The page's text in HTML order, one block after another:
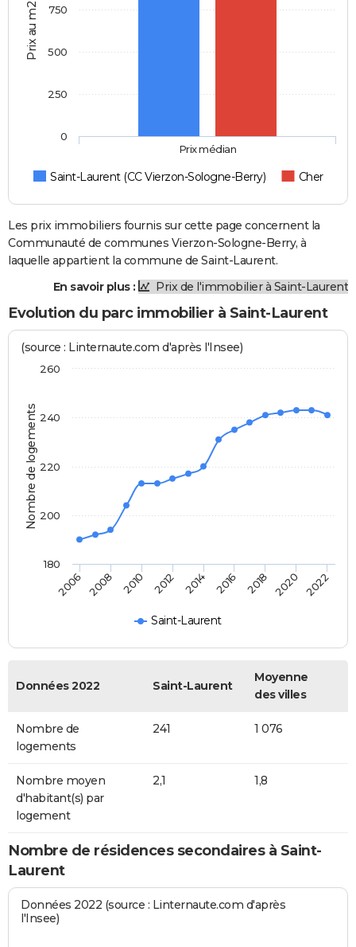
Prix au m2
Saint-Laurent (CC Vierzon-Sologne-Berry) Cher
Prix médian
0
250
500
750
Les prix immobiliers fournis sur cette page concernent la
Communauté de communes Vierzon-Sologne-Berry, à
laquelle appartient la commune de Saint-Laurent.
En savoir plus :
Prix de l'immobilier à Saint-Laurent
Evolution du parc immobilier à Saint-Laurent
Nombre de logements
(source : Linternaute.com d'après l'Insee)
Saint-Laurent
2006 2008 2010 2012 2014 2016 2018 2020 2022
180
200
220
240
260
Données 2022 Saint-Laurent
Moyenne
des villes
Nombre de
logements
241 1 076
Nombre moyen
d'habitant(s) par
logement
2,1 1,8
Nombre de résidences secondaires à Saint-
Laurent
Données 2022 (source : Linternaute.com d'après
l'Insee)